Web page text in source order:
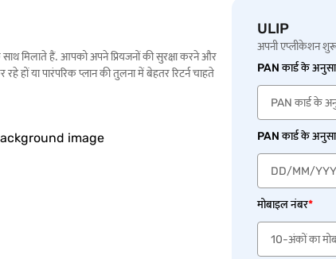
साथ मिलाते हैं. आपको अपने प्रियजनों की सुरक्षा करने और
या पारंपरिक प्लान की तुलना में बेहतर रिटर्न चाहते
ULIP
अपनी एप्लीकेशन
PAN कार्ड के
PAN कार्ड के
मोबाइल नंबर*